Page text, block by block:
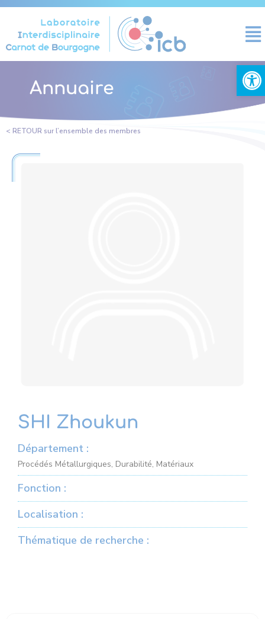
Ouvrir
Annuaire
< RETOUR sur l’ensemble des membres
SHI Zhoukun
Département :
Procédés Métallurgiques, Durabilité, Matériaux
Fonction :
Localisation :
Thématique de recherche :
Panneau de gestion des cookies